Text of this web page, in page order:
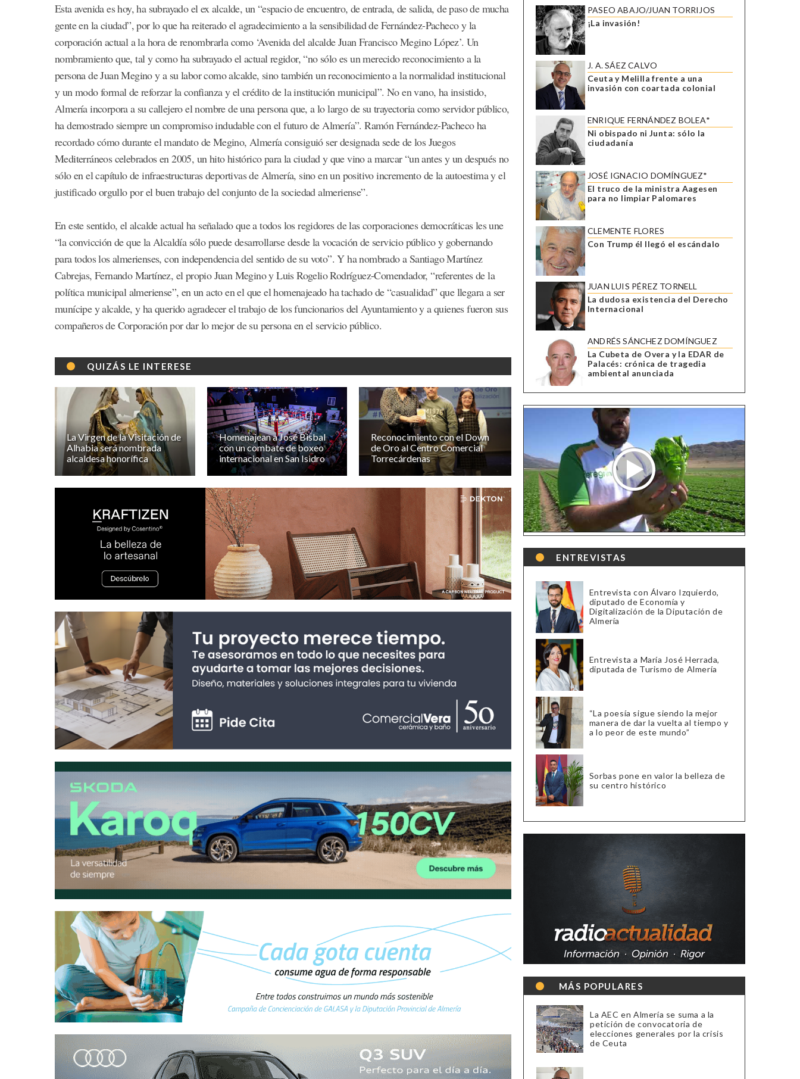
Esta avenida es hoy, ha subrayado el ex alcalde, un “espacio de encuentro, de entrada, de salida, de paso de mucha
gente en la ciudad”, por lo que ha reiterado el agradecimiento a la sensibilidad de Fernández-Pacheco y la
corporación actual a la hora de renombrarla como ‘Avenida del alcalde Juan Francisco Megino López’. Un
nombramiento que, tal y como ha subrayado el actual regidor, “no sólo es un merecido reconocimiento a la
persona de Juan Megino y a su labor como alcalde, sino también un reconocimiento a la normalidad institucional
y un modo formal de reforzar la confianza y el crédito de la institución municipal”. No en vano, ha insistido,
Almería incorpora a su callejero el nombre de una persona que, a lo largo de su trayectoria como servidor público,
ha demostrado siempre un compromiso indudable con el futuro de Almería”. Ramón Fernández-Pacheco ha
recordado cómo durante el mandato de Megino, Almería consiguió ser designada sede de los Juegos
Mediterráneos celebrados en 2005, un hito histórico para la ciudad y que vino a marcar “un antes y un después no
sólo en el capítulo de infraestructuras deportivas de Almería, sino en un positivo incremento de la autoestima y el
justificado orgullo por el buen trabajo del conjunto de la sociedad almeriense”.
En este sentido, el alcalde actual ha señalado que a todos los regidores de las corporaciones democráticas les une
“la convicción de que la Alcaldía sólo puede desarrollarse desde la vocación de servicio público y gobernando
para todos los almerienses, con independencia del sentido de su voto”. Y ha nombrado a Santiago Martínez
Cabrejas, Fernando Martínez, el propio Juan Megino y Luis Rogelio Rodríguez-Comendador, “referentes de la
política municipal almeriense”, en un acto en el que el homenajeado ha tachado de “casualidad” que llegara a ser
munícipe y alcalde, y ha querido agradecer el trabajo de los funcionarios del Ayuntamiento y a quienes fueron sus
compañeros de Corporación por dar lo mejor de su persona en el servicio público.
QUIZÁS LE INTERESE
La Virgen de la Visitación de
Alhabia será nombrada
alcaldesa honorífica
Homenajean a José Bisbal
con un combate de boxeo
internacional en San Isidro
Reconocimiento con el Down
de Oro al Centro Comercial
Torrecárdenas
PASEO ABAJO/JUAN TORRIJOS
¡La invasión!
J. A. SÁEZ CALVO
Ceuta y Melilla frente a una
invasión con coartada colonial
ENRIQUE FERNÁNDEZ BOLEA*
Ni obispado ni Junta: sólo la
ciudadanía
JOSÉ IGNACIO DOMÍNGUEZ*
El truco de la ministra Aagesen
para no limpiar Palomares
CLEMENTE FLORES
Con Trump él llegó el escándalo
JUAN LUIS PÉREZ TORNELL
La dudosa existencia del Derecho
Internacional
ANDRÉS SÁNCHEZ DOMÍNGUEZ
La Cubeta de Overa y la EDAR de
Palacés: crónica de tragedia
ambiental anunciada
ENTREVISTAS
Entrevista con Álvaro Izquierdo,
diputado de Economía y
Digitalización de la Diputación de
Almería
Entrevista a María José Herrada,
diputada de Turismo de Almería
“La poesía sigue siendo la mejor
manera de dar la vuelta al tiempo y
a lo peor de este mundo”
Sorbas pone en valor la belleza de
su centro histórico
MÁS POPULARES
La AEC en Almería se suma a la
petición de convocatoria de
elecciones generales por la crisis
de Ceuta